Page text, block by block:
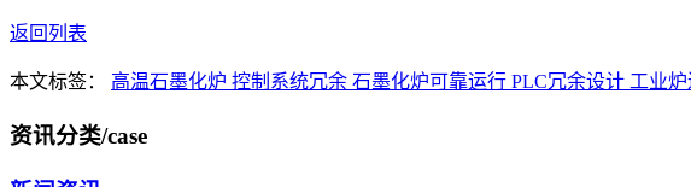
返回列表
本文标签： 高温石墨化炉 控制系统冗余 石墨化炉可靠运行 PLC冗余设计 工业
资讯分类/case